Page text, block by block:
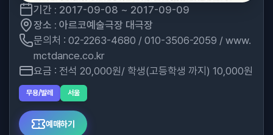
기간 : 2017-09-08 ~ 2017-09-09
장소 : 아르코예술극장 대극장
문의처 : 02-2263-4680 / 010-3506-2059 / www.
mctdance.co.kr
요금 : 전석 20,000원/ 학생(고등학생 까지) 10,000원
무용/발레 서울
예매하기